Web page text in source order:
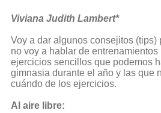
Viviana Judith Lambert*
Voy a dar algunos consejitos
no voy a hablar de
ejercicios sencillos que podemos
gimnasia durante el año y las que
cuándo de los ejercicios.
Al aire libre: